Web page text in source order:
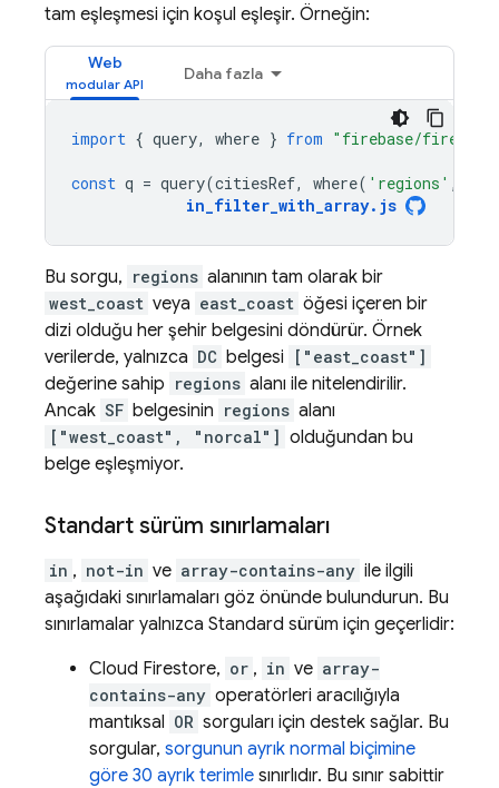
tam eşleşmesi için koşul eşleşir. Örneğin:
Web
Daha fazla
import { query, where } from "firebase/
const q = query(citiesRef, where( 'regions' ,
in_filter_with_array. js
Bu sorgu, regions alanının tam olarak bir
west_coast veya east_coast öğesi içeren bir
dizi olduğu her şehir belgesini döndürür. Örnek
verilerde, yalnızca DC belgesi ["east_coast"]
değerine sahip regions alanı ile nitelendirilir.
Ancak SF belgesinin regions alanı
["west_coast", "norcal"] olduğundan bu
belge eşleşmiyor.
Standart sürüm sınırlamaları
in , not-in ve array-contains-any ile ilgili
aşağıdaki sınırlamaları göz önünde bulundurun. Bu
sınırlamalar yalnızca Standard sürüm için geçerlidir:
Cloud Firestore, or , in ve array-
contains-any operatörleri aracılığıyla
mantıksal OR sorguları için destek sağlar. Bu
sorgular, sorgunun ayrık normal biçimine
göre 30 ayrık terimle sınırlıdır. Bu sınır sabittir